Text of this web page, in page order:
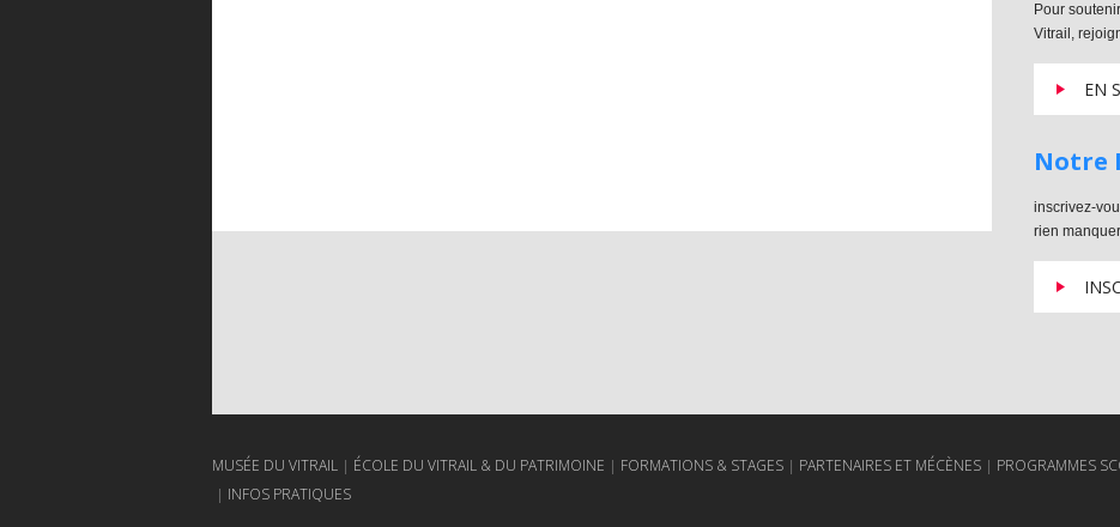
Pour
Vitrail,
EN
Notre
inscrivez-
rien
MUSÉE DU VITRAIL ÉCOLE DU VITRAIL & DU PATRIMOINE FORMATIONS & STAGES PARTENAIRES ET MÉCÈNES PROGRAMMES
INFOS PRATIQUES